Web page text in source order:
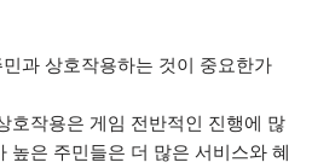
과 상호작용하는 것이 중요한가
호작용은 게임 전반적인 진행에 많
높은 주민들은 더 많은 서비스와 혜